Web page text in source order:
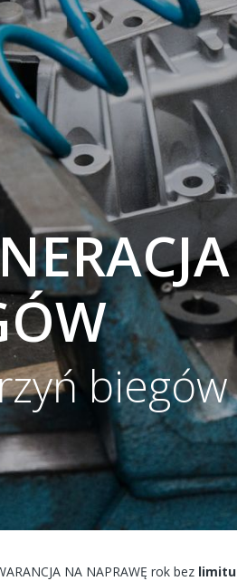
biegów
NA NAPRAWĘ rok bez limitu